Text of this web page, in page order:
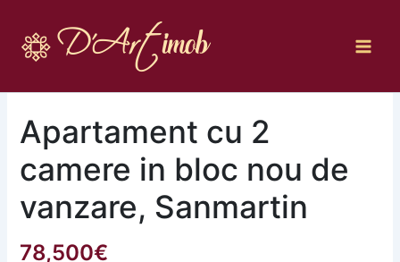
content
Apartament cu 2
camere in bloc nou de
vanzare, Sanmartin
78,500€